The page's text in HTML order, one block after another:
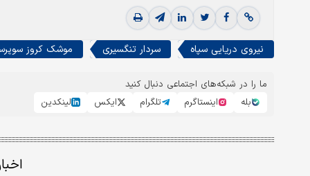
نیروی دریایی سپاه سردار تنگسیری موشک کروز
ما را در شبکه‌های اجتماعی دنبال کنید
بله
اینستاگرم تلگرام ایکس لینکدین